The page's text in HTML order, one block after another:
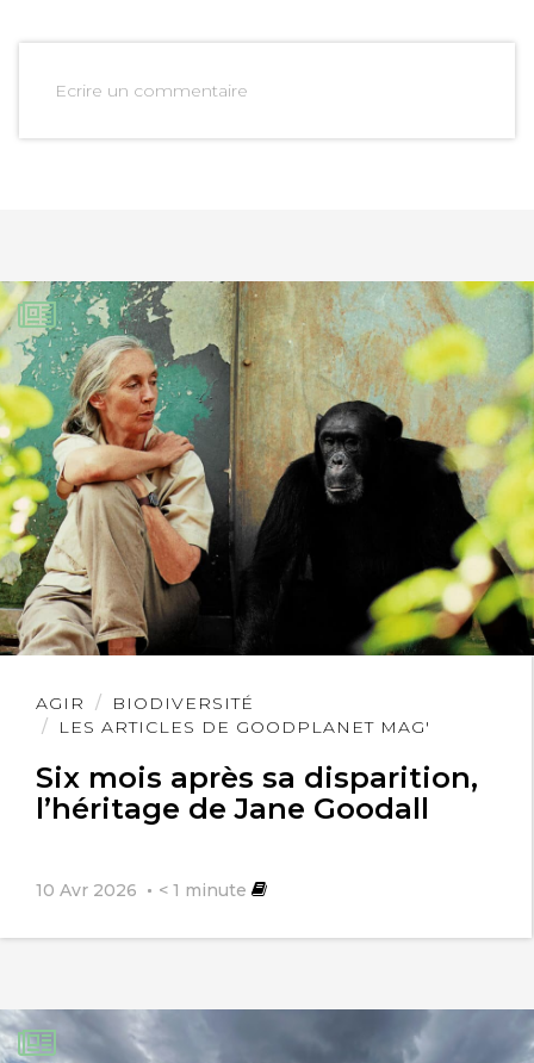
Ecrire un commentaire
AGIR
BIODIVERSITÉ
LES ARTICLES DE GOODPLANET MAG'
Six mois après sa disparition,
l’héritage de Jane Goodall
10 Avr 2026 < 1 minute
Lire
l'article